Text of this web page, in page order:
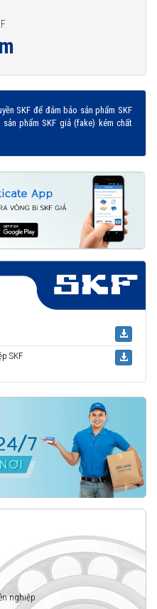
SKF để đảm bảo sản phẩm SKF
phẩm SKF giả (fake) kém chất
SKF
nghiệp